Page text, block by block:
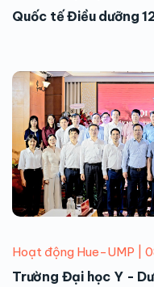
Quốc tế Điều dưỡng
Hoạt động Hue-UMP |
Trường Đại học Y -